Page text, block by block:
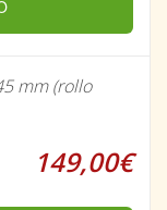
mm (rollo
149,00€